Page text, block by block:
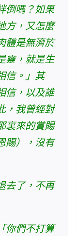
倒嗎？如果
方，又怎麼
體是無濟於
靈，就是生
信。 」其
信，以及誰
，我曾經對
裏來的賞賜
賜），沒有
去了，不再
你們不打算